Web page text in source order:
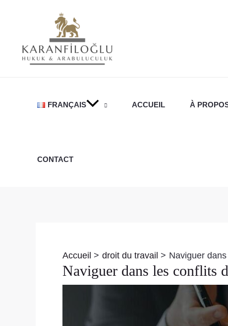
FRANÇAIS ACCUEIL À
CONTACT
Accueil droit du travail Naviguer
Naviguer dans les conflits
articles